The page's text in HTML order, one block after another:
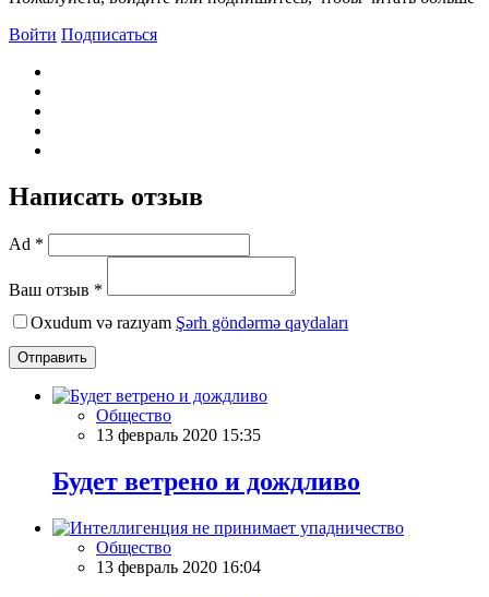
Войти Подписаться
Написать отзыв
Ad *
Ваш отзыв *
Oxudum və razıyam Şərh göndərmə qaydaları
Отправить
Общество
13 февраль 2020 15:35
Будет ветрено и дождливо
Общество
13 февраль 2020 16:04